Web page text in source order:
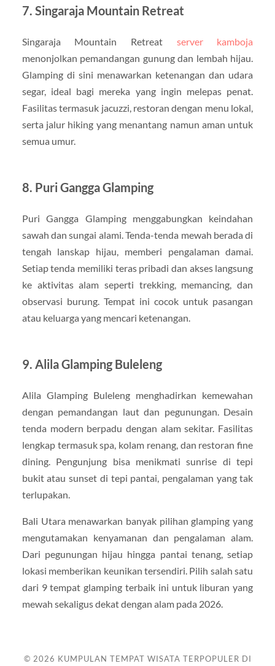
7. Singaraja Mountain Retreat
Singaraja Mountain Retreat server kamboja
menonjolkan pemandangan gunung dan lembah hijau.
Glamping di sini menawarkan ketenangan dan udara
segar, ideal bagi mereka yang ingin melepas penat.
Fasilitas termasuk jacuzzi, restoran dengan menu lokal,
serta jalur hiking yang menantang namun aman untuk
semua umur.
8. Puri Gangga Glamping
Puri Gangga Glamping menggabungkan keindahan
sawah dan sungai alami. Tenda-tenda mewah berada di
tengah lanskap hijau, memberi pengalaman damai.
Setiap tenda memiliki teras pribadi dan akses langsung
ke aktivitas alam seperti trekking, memancing, dan
observasi burung. Tempat ini cocok untuk pasangan
atau keluarga yang mencari ketenangan.
9. Alila Glamping Buleleng
Alila Glamping Buleleng menghadirkan kemewahan
dengan pemandangan laut dan pegunungan. Desain
tenda modern berpadu dengan alam sekitar. Fasilitas
lengkap termasuk spa, kolam renang, dan restoran fine
dining. Pengunjung bisa menikmati sunrise di tepi
bukit atau sunset di tepi pantai, pengalaman yang tak
terlupakan.
Bali Utara menawarkan banyak pilihan glamping yang
mengutamakan kenyamanan dan pengalaman alam.
Dari pegunungan hijau hingga pantai tenang, setiap
lokasi memberikan keunikan tersendiri. Pilih salah satu
dari 9 tempat glamping terbaik ini untuk liburan yang
mewah sekaligus dekat dengan alam pada 2026.
© 2026 KUMPULAN TEMPAT WISATA TERPOPULER DI